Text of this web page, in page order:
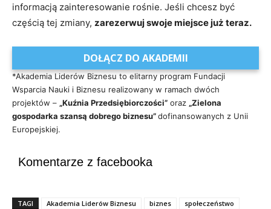
informacją zainteresowanie rośnie. Jeśli chcesz być
częścią tej zmiany, zarezerwuj swoje miejsce już teraz.
DOŁĄCZ DO AKADEMII
*Akademia Liderów Biznesu to elitarny program Fundacji
Wsparcia Nauki i Biznesu realizowany w ramach dwóch
projektów – „Kuźnia Przedsiębiorczości” oraz „Zielona
gospodarka szansą dobrego biznesu”dofinansowanych z Unii
Europejskiej.
Komentarze z facebooka
TAGI Akademia Liderów Biznesu biznes społeczeństwo